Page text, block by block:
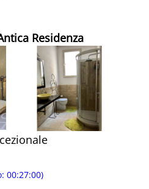
Residenza
00:27:00)